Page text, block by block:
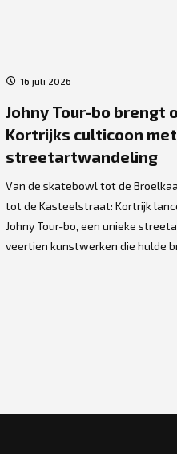
16 juli 2026
Johny Tour-bo brengt
Kortrijks culticoon
streetartwandeling
Van de skatebowl tot de
tot de Kasteelstraat: Kortrijk
Johny Tour-bo, een unieke
veertien kunstwerken die hulde